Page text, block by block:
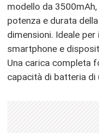
modello da
potenza e durata
dimensioni. Ideale per
smartphone e
Una carica completa
capacità di batteria di